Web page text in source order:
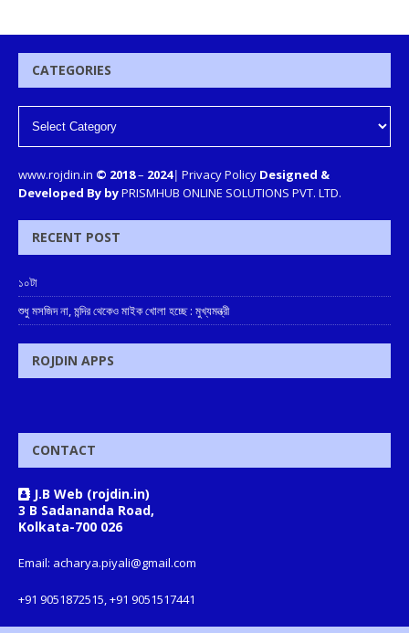
CATEGORIES
www.rojdin.in © 2018– 2024| Privacy Policy Designed &
Developed By byPRISMHUB ONLINE SOLUTIONS PVT. LTD.
RECENT POST
১০টা
শুধু মসজিদ না, মন্দির থেকেও মাইক খোলা হচ্ছে : মুখ্যমন্ত্রী
ROJDIN APPS
CONTACT
J.B Web (rojdin.in)
3 B Sadananda Road,
Kolkata-700 026
Email: acharya.piyali@gmail.com
+91 9051872515, +91 9051517441